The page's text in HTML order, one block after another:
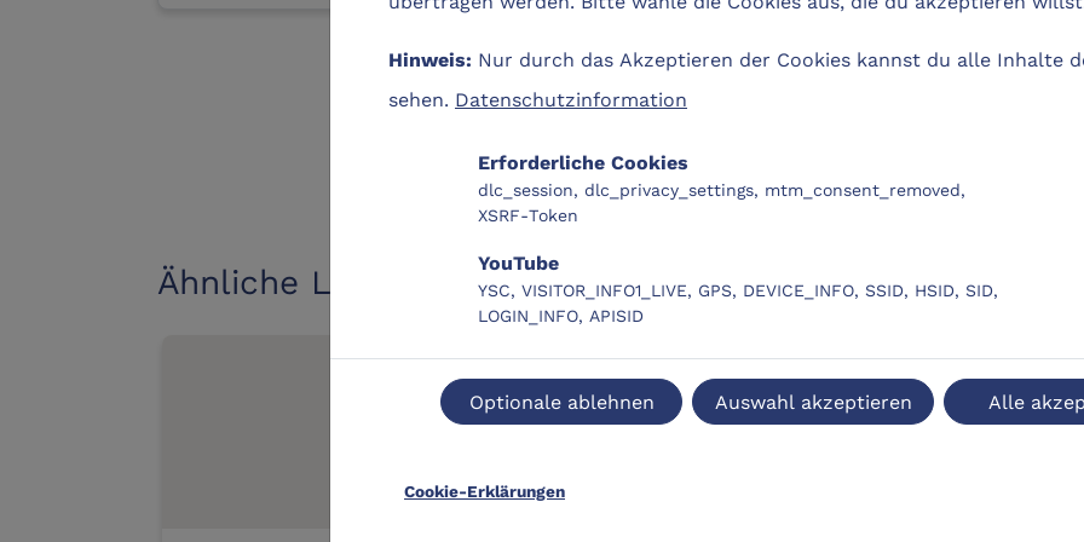
Hinweis: Nur durch das Akzeptieren der Cookies kannst du alle Inhalte
sehen. Datenschutzinformation
Erforderliche Cookies
dlc_session, dlc_privacy_settings, mtm_consent_removed,
XSRF-Token
YouTube
YSC, VISITOR_INFO1_LIVE, GPS, DEVICE_INFO, SSID, HSID, SID,
LOGIN_INFO, APISID
Optionale ablehnen Auswahl akzeptieren Alle
Cookie-Erklärungen
Ähnliche Lernangebote
DLC-Original